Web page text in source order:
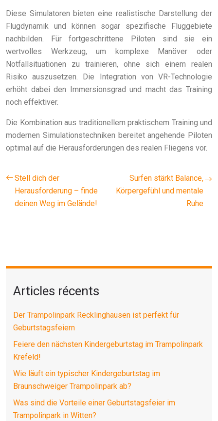
Diese Simulatoren bieten eine realistische Darstellung der
Flugdynamik und können sogar spezifische Fluggebiete
nachbilden. Für fortgeschrittene Piloten sind sie ein
wertvolles Werkzeug, um komplexe Manöver oder
Notfallsituationen zu trainieren, ohne sich einem realen
Risiko auszusetzen. Die Integration von VR-Technologie
erhöht dabei den Immersionsgrad und macht das Training
noch effektiver.
Die Kombination aus traditionellem praktischem Training und
modernen Simulationstechniken bereitet angehende Piloten
optimal auf die Herausforderungen des realen Fliegens vor.
Stell dich der
Herausforderung – finde
deinen Weg im Gelände!
Surfen stärkt Balance,
Körpergefühl und mentale
Ruhe
Articles récents
Der Trampolinpark Recklinghausen ist perfekt für
Geburtstagsfeiern
Feiere den nächsten Kindergeburtstag im Trampolinpark
Krefeld!
Wie läuft ein typischer Kindergeburtstag im
Braunschweiger Trampolinpark ab?
Was sind die Vorteile einer Geburtstagsfeier im
Trampolinpark in Witten?